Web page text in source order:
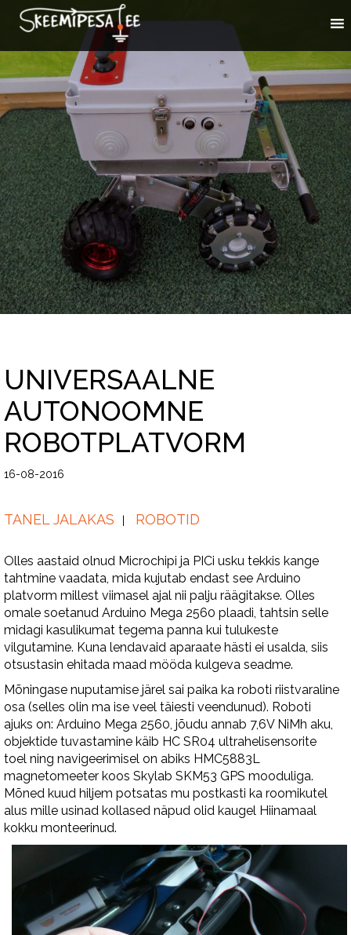
UNIVERSAALNE
AUTONOOMNE
ROBOTPLATVORM
16-08-2016
TANEL JALAKAS ROBOTID
Olles aastaid olnud Microchipi ja PICi usku tekkis kange
tahtmine vaadata, mida kujutab endast see Arduino
platvorm millest viimasel ajal nii palju räägitakse. Olles
omale soetanud Arduino Mega 2560 plaadi, tahtsin selle
midagi kasulikumat tegema panna kui tulukeste
vilgutamine. Kuna lendavaid aparaate hästi ei usalda, siis
otsustasin ehitada maad mööda kulgeva seadme.
Mõningase nuputamise järel sai paika ka roboti riistvaraline
osa (selles olin ma ise veel täiesti veendunud). Roboti
ajuks on: Arduino Mega 2560, jõudu annab 7,6V NiMh aku,
objektide tuvastamine käib HC SR04 ultrahelisensorite
toel ning navigeerimisel on abiks HMC5883L
magnetomeeter koos Skylab SKM53 GPS mooduliga.
Mõned kuud hiljem potsatas mu postkasti ka roomikutel
alus mille usinad kollased näpud olid kaugel Hiinamaal
kokku monteerinud.